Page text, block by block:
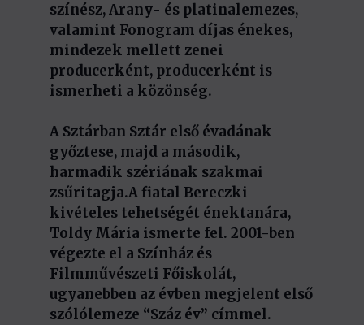
színész, Arany- és platinalemezes,
valamint Fonogram díjas énekes,
mindezek mellett zenei
producerként, producerként is
ismerheti a közönség.
A Sztárban Sztár első évadának
győztese, majd a második,
harmadik szériának szakmai
zsűritagja.A fiatal Bereczki
kivételes tehetségét énektanára,
Toldy Mária ismerte fel. 2001-ben
végezte el a Színház és
Filmművészeti Főiskolát,
ugyanebben az évben megjelent első
szólólemeze “Száz év” címmel.